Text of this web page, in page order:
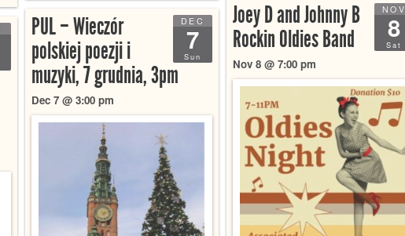
NOV
8
Sat
Joey D and Johnny B
Rockin Oldies Band
Nov 8 @ 7:00 pm
DEC
7
Sun
PUL – Wieczór
polskiej poezji i
muzyki, 7 grudnia, 3pm
Dec 7 @ 3:00 pm